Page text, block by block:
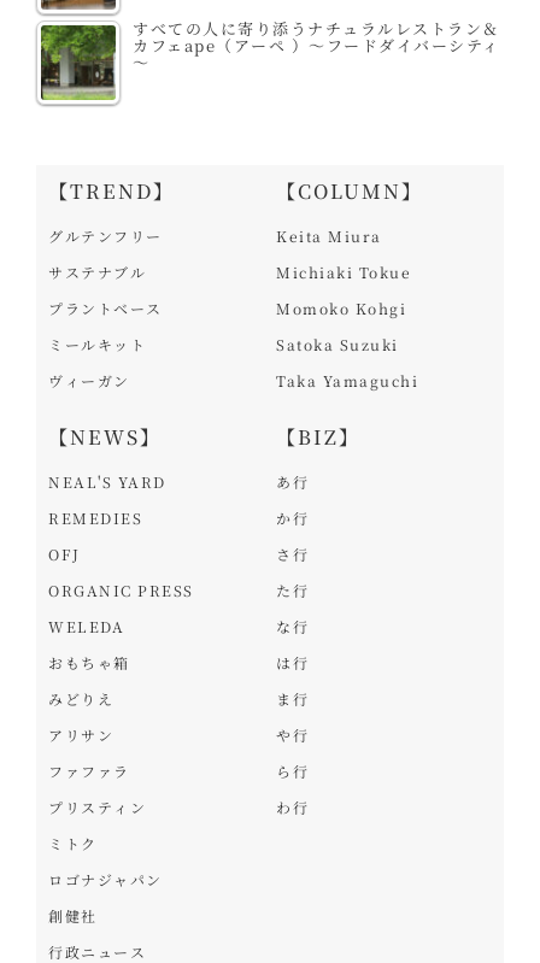
すべての人に寄り添うナチュラルレストラン＆
カフェape（アーペ ）～フードダイバーシティ
～
【TREND】
グルテンフリー
サステナブル
プラントベース
ミールキット
ヴィーガン
【NEWS】
NEAL'S YARD
REMEDIES
OFJ
ORGANIC PRESS
WELEDA
おもちゃ箱
みどりえ
アリサン
ファファラ
プリスティン
ミトク
ロゴナジャパン
創健社
行政ニュース
【COLUMN】
Keita Miura
Michiaki Tokue
Momoko Kohgi
Satoka Suzuki
Taka Yamaguchi
【BIZ】
あ行
か行
さ行
た行
な行
は行
ま行
や行
ら行
わ行